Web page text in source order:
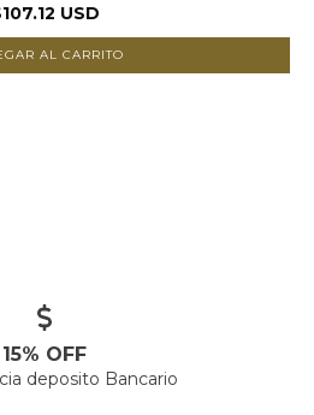
USD
AL CARRITO
15% OFF
deposito Bancario